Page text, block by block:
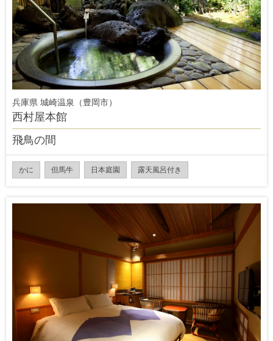
兵庫県 城崎温泉（豊岡市）
西村屋本館
飛鳥の間
かに 但馬牛 日本庭園 露天風呂付き